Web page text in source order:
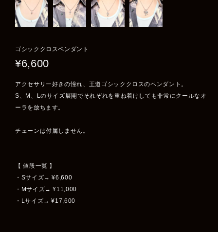
ゴシッククロスペンダント
¥6,600
アクセサリー好きの憧れ、王道ゴシッククロスのペンダント。
S、M、Lのサイズ展開でそれぞれを重ね着けしても非常にクールなオ
ーラを放ちます。
チェーンは付属しません。
【 値段一覧 】
・Sサイズ→ ¥6,600
・Mサイズ→ ¥11,000
・Lサイズ→ ¥17,600